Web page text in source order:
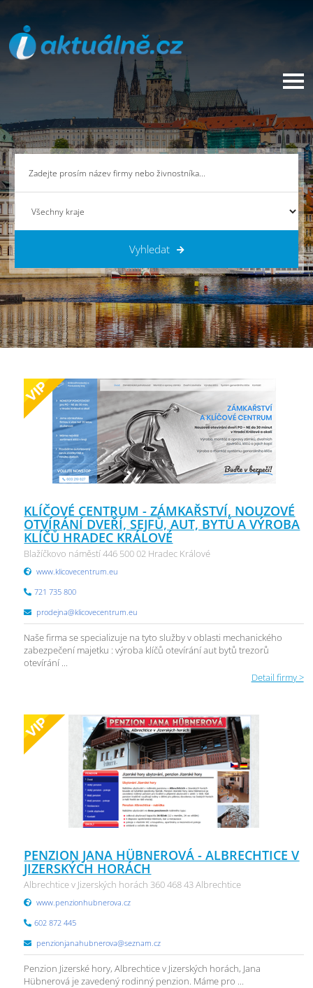
Vyhledat
KLÍČOVÉ CENTRUM - ZÁMKAŘSTVÍ, NOUZOVÉ
OTVÍRÁNÍ DVEŘÍ, SEJFŮ, AUT, BYTŮ A VÝROBA
KLÍČŮ HRADEC KRÁLOVÉ
Blažíčkovo náměstí 446 500 02 Hradec Králové
www.klicovecentrum.eu
721 735 800
prodejna@klicovecentrum.eu
Naše firma se specializuje na tyto služby v oblasti mechanického
zabezpečení majetku : výroba klíčů otevírání aut bytů trezorů
otevírání ...
Detail firmy >
PENZION JANA HÜBNEROVÁ - ALBRECHTICE V
JIZERSKÝCH HORÁCH
Albrechtice v Jizerských horách 360 468 43 Albrechtice
www.penzionhubnerova.cz
602 872 445
penzionjanahubnerova@seznam.cz
Penzion Jizerské hory, Albrechtice v Jizerských horách, Jana
Hübnerová je zavedený rodinný penzion. Máme pro ...